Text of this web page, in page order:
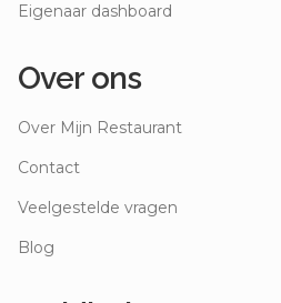
Eigenaar dashboard
Over ons
Over Mijn Restaurant
Contact
Veelgestelde vragen
Blog